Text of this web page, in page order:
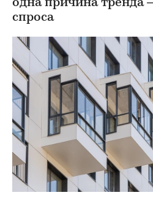
одна причина тренда
спроса